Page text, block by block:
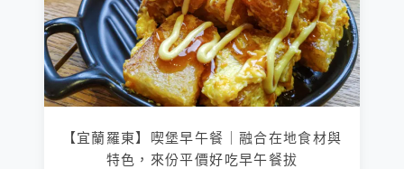
【宜蘭羅東】喫堡早午餐｜融合在地食材與
特色，來份平價好吃早午餐拔